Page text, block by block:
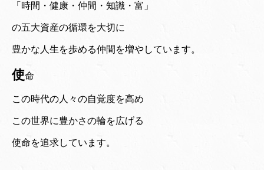
「時間・健康・仲間・知識・富」
の五大資産の循環を大切に
豊かな人生を歩める仲間を増やしています。
使命
この時代の人々の自覚度を高め
この世界に豊かさの輪を広げる
使命を追求しています。